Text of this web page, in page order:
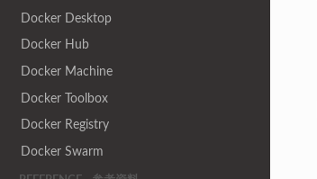
Docker Desktop
Docker Hub
Docker Machine
Docker Toolbox
Docker Registry
Docker Swarm